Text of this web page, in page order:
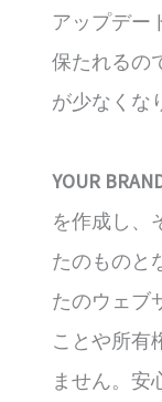
アップデー
保たれるの
が少なくな
YOUR
を作成し、
たのものと
たのウェブ
ことや所有
ません。安